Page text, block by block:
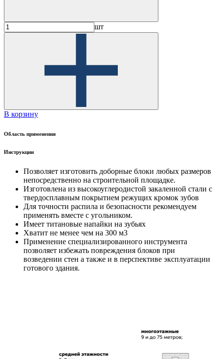
шт
В корзину
Область применения
Инструкции
Позволяет изготовить доборные блоки любых размеров
непосредственно на строительной площадке.
Изготовлена из высокоуглеродистой закаленной стали с
твердосплавным покрытием режущих кромок зубов
Для точности распила и безопасности рекомендуем
применять вместе с угольником.
Имеет титановые напайки на зубьях
Хватит не менее чем на 300 м3
Применение специализированного инструмента
позволяет избежать повреждения блоков при
возведении стен а также и в перспективе эксплуатации
готового здания.